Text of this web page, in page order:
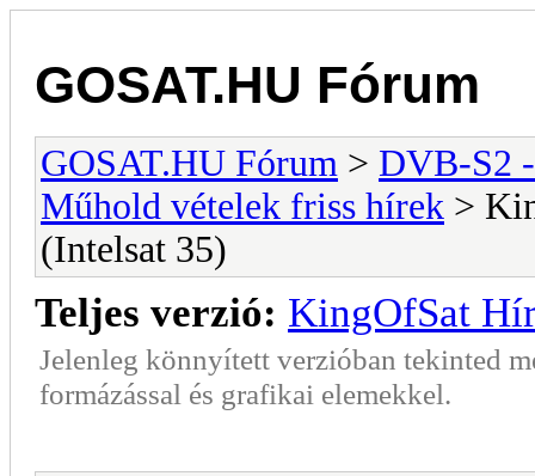
GOSAT.HU Fórum
GOSAT.HU Fórum > DVB-S2
Műhold vételek friss hírek >
(Intelsat 35)
Teljes verzió: KingOfSat
Jelenleg könnyített verzióban tekinted
formázással és grafikai elemekkel.